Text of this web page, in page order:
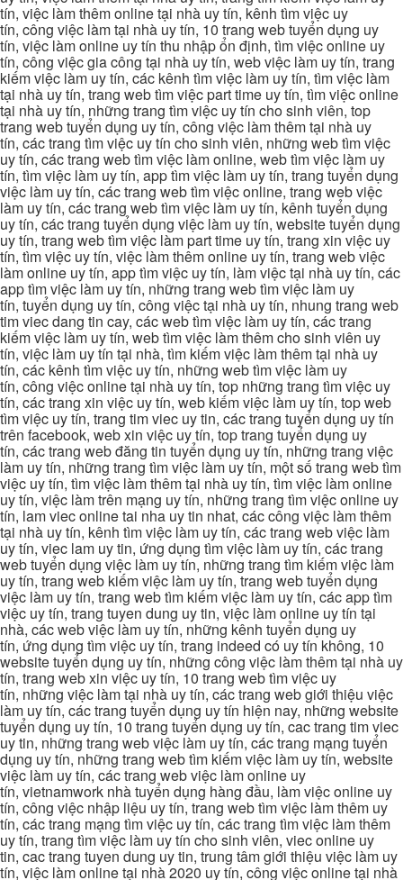
tín, việc làm thêm online tại nhà uy tín, kênh tìm việc uy
tín, công việc làm tại nhà uy tín, 10 trang web tuyển dụng uy
tín, việc làm online uy tín thu nhập ổn định, tìm việc online uy
tín, công việc gia công tại nhà uy tín, web việc làm uy tín, trang
kiếm việc làm uy tín, các kênh tìm việc làm uy tín, tìm việc làm
tại nhà uy tín, trang web tìm việc part time uy tín, tìm việc online
tại nhà uy tín, những trang tìm việc uy tín cho sinh viên, top
trang web tuyển dụng uy tín, công việc làm thêm tại nhà uy
tín, các trang tìm việc uy tín cho sinh viên, những web tìm việc
uy tín, các trang web tìm việc làm online, web tìm việc làm uy
tín, tìm việc làm uy tín, app tìm việc làm uy tín, trang tuyển dụng
việc làm uy tín, các trang web tìm việc online, trang web việc
làm uy tín, các trang web tìm việc làm uy tín, kênh tuyển dụng
uy tín, các trang tuyển dụng việc làm uy tín, website tuyển dụng
uy tín, trang web tìm việc làm part time uy tín, trang xin việc uy
tín, tìm việc uy tín, việc làm thêm online uy tín, trang web việc
làm online uy tín, app tìm việc uy tín, làm việc tại nhà uy tín, các
app tìm việc làm uy tín, những trang web tìm việc làm uy
tín, tuyển dụng uy tín, công việc tại nhà uy tín, nhung trang web
tim viec dang tin cay, các web tìm việc làm uy tín, các trang
kiếm việc làm uy tín, web tìm việc làm thêm cho sinh viên uy
tín, việc làm uy tín tại nhà, tìm kiếm việc làm thêm tại nhà uy
tín, các kênh tìm việc uy tín, những web tìm việc làm uy
tín, công việc online tại nhà uy tín, top những trang tìm việc uy
tín, các trang xin việc uy tín, web kiếm việc làm uy tín, top web
tìm việc uy tín, trang tim viec uy tin, các trang tuyển dụng uy tín
trên facebook, web xin việc uy tín, top trang tuyển dụng uy
tín, các trang web đăng tin tuyển dụng uy tín, những trang việc
làm uy tín, những trang tìm việc làm uy tín, một số trang web tìm
việc uy tín, tìm việc làm thêm tại nhà uy tín, tìm việc làm online
uy tín, việc làm trên mạng uy tín, những trang tìm việc online uy
tín, lam viec online tai nha uy tin nhat, các công việc làm thêm
tại nhà uy tín, kênh tìm việc làm uy tín, các trang web việc làm
uy tín, viec lam uy tin, ứng dụng tìm việc làm uy tín, các trang
web tuyển dụng việc làm uy tín, những trang tìm kiếm việc làm
uy tín, trang web kiếm việc làm uy tín, trang web tuyển dụng
việc làm uy tín, trang web tìm kiếm việc làm uy tín, các app tìm
việc uy tín, trang tuyen dung uy tin, việc làm online uy tín tại
nhà, các web việc làm uy tín, những kênh tuyển dụng uy
tín, ứng dụng tìm việc uy tín, trang indeed có uy tín không, 10
website tuyển dụng uy tín, những công việc làm thêm tại nhà uy
tín, trang web xin việc uy tín, 10 trang web tìm việc uy
tín, những việc làm tại nhà uy tín, các trang web giới thiệu việc
làm uy tín, các trang tuyển dụng uy tín hiện nay, những website
tuyển dụng uy tín, 10 trang tuyển dụng uy tín, cac trang tim viec
uy tin, những trang web việc làm uy tín, các trang mạng tuyển
dụng uy tín, những trang web tìm kiếm việc làm uy tín, website
việc làm uy tín, các trang web việc làm online uy
tín, vietnamwork nhà tuyển dụng hàng đầu, làm việc online uy
tín, công việc nhập liệu uy tín, trang web tìm việc làm thêm uy
tín, các trang mạng tìm việc uy tín, các trang tìm việc làm thêm
uy tín, trang tìm việc làm uy tín cho sinh viên, viec online uy
tin, cac trang tuyen dung uy tin, trung tâm giới thiệu việc làm uy
tín, việc làm online tại nhà 2020 uy tín, công việc online tại nhà